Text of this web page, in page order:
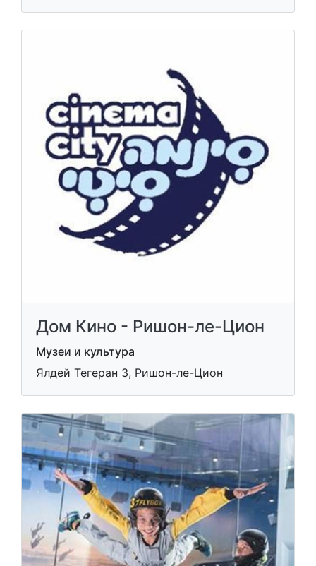
Дом Кино - Ришон-ле-Цион
Музеи и культура
Ялдей Тегеран 3, Ришон-ле-Цион